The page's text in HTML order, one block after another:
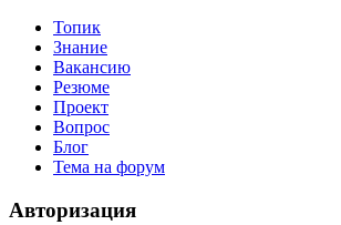
Топик
Знание
Вакансию
Резюме
Проект
Вопрос
Блог
Тема на форум
Авторизация